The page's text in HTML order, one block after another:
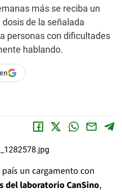
más se reciba un
de la señalada
personas con dificultades
hablando.
un cargamento con
del laboratorio CanSino,